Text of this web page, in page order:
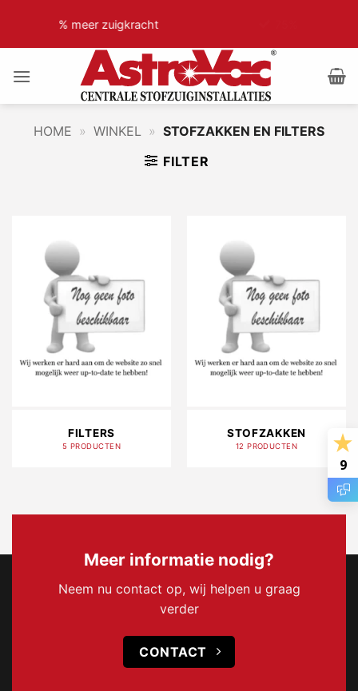
inhoud
75% minder motorgeluid
HOME » WINKEL » STOFZAKKEN EN FILTERS
FILTER
FILTERS
5 PRODUCTEN
STOFZAKKEN
12 PRODUCTEN
Meer informatie nodig?
Neem nu contact op, wij helpen u graag
verder
CONTACT
9